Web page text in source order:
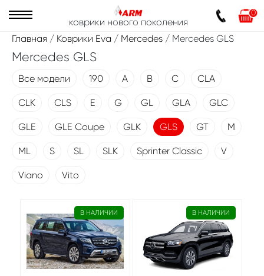
коврики нового поколения
0
Главная / Коврики Eva / Mercedes / Mercedes GLS
Mercedes GLS
Все модели 190 A B C CLA
CLK CLS E G GL GLA GLC
GLE GLE Coupe GLK GLS GT M
ML S SL SLK Sprinter Classic V
Viano Vito
В НАЛИЧИИ В НАЛИЧИИ